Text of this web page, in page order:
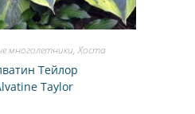
многолетники,Хоста
Тейлор
Taylor